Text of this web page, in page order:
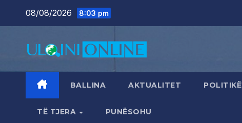
08/08/2026 8:03 pm
BALLINA AKTUALITET POLITIKË
TË TJERA PUNËSOHU